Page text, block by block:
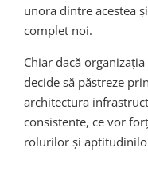
unora dintre acestea
complet noi.
Chiar dacă
decide să păstreze
architectura
consistente, ce vor
rolurilor și